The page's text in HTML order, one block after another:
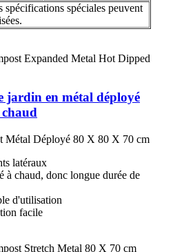
spécifications spéciales peuvent
jardin en métal déployé
Métal Déployé 80 X 80 X 70 cm
latéraux
à chaud, donc longue durée de
d'utilisation
facile